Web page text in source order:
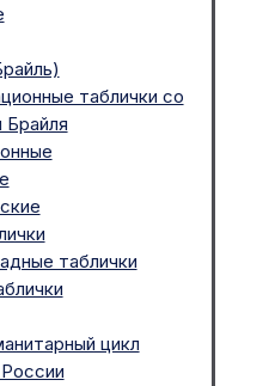
таблички со
таблички
цикл